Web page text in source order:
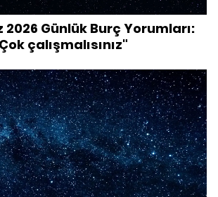
2026 Günlük Burç Yorumları:
çalışmalısınız"